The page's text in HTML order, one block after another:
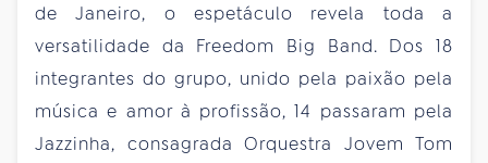
de Janeiro, o espetáculo revela toda a
versatilidade da Freedom Big Band. Dos 18
integrantes do grupo, unido pela paixão pela
música e amor à profissão, 14 passaram pela
Jazzinha, consagrada Orquestra Jovem Tom